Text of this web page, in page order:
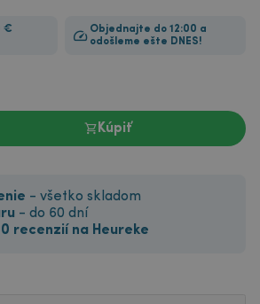
€
Objednajte do 12:00 a
odošleme ešte DNES!
Kúpiť
- všetko skladom
- do 60 dní
recenzií na Heureke